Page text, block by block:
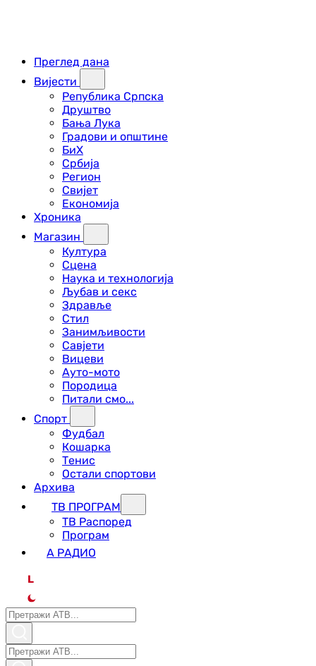
Преглед дана
Вијести
Република Српска
Друштво
Бања Лука
Градови и општине
БиХ
Србија
Регион
Свијет
Економија
Хроника
Магазин
Култура
Сцена
Наука и технологија
Љубав и секс
Здравље
Стил
Занимљивости
Савјети
Вицеви
Ауто-мото
Породица
Питали смо...
Спорт
Фудбал
Кошарка
Тенис
Остали спортови
Архива
ТВ ПРОГРАМ
ТВ Распоред
Програм
А РАДИО
L